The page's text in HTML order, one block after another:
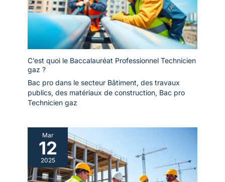
C’est quoi le Baccalauréat Professionnel Technicien
gaz ?
Bac pro dans le secteur Bâtiment, des travaux
publics, des matériaux de construction, Bac pro
Technicien gaz
Mar
12
2025